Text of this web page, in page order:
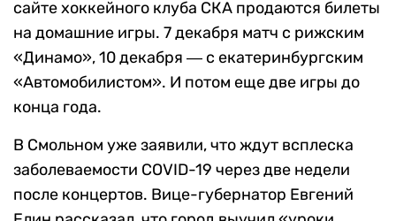
сайте хоккейного клуба СКА продаются билеты
на домашние игры. 7 декабря матч с рижским
«Динамо», 10 декабря ― с екатеринбургским
«Автомобилистом». И потом еще две игры до
конца года.
В Смольном уже заявили, что ждут всплеска
заболеваемости COVID-19 через две недели
после концертов. Вице-губернатор Евгений